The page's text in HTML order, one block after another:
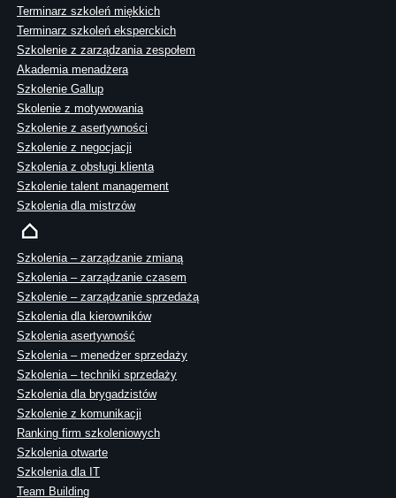
Terminarz szkoleń miękkich
Terminarz szkoleń eksperckich
Szkolenie z zarządzania zespołem
Akademia menadżera
Szkolenie Gallup
Skolenie z motywowania
Szkolenie z asertywności
Szkolenie z negocjacji
Szkolenia z obsługi klienta
Szkolenie talent management
Szkolenia dla mistrzów
Szkolenia – zarządzanie zmianą
Szkolenia – zarządzanie czasem
Szkolenie – zarządzanie sprzedażą
Szkolenia dla kierowników
Szkolenia asertywność
Szkolenia – menedżer sprzedaży
Szkolenia – techniki sprzedaży
Szkolenia dla brygadzistów
Szkolenie z komunikacji
Ranking firm szkoleniowych
Szkolenia otwarte
Szkolenia dla IT
Team Building